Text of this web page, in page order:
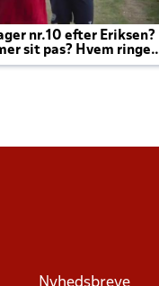
nr.10 efter Eriksen?
sit pas? Hvem ringer
til efter kampe?